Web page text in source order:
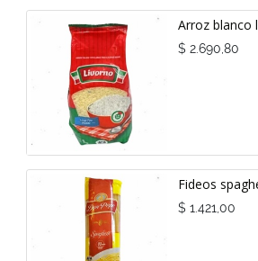
Arroz blanco
$ 2.690,80
Fideos
$ 1.421,00